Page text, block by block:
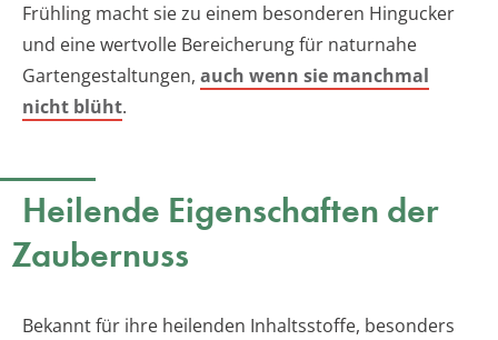
Frühling macht sie zu einem besonderen Hingucker
und eine wertvolle Bereicherung für naturnahe
Gartengestaltungen, auch wenn sie manchmal
nicht blüht.
Heilende Eigenschaften der
Zaubernuss
Bekannt für ihre heilenden Inhaltsstoffe, besonders